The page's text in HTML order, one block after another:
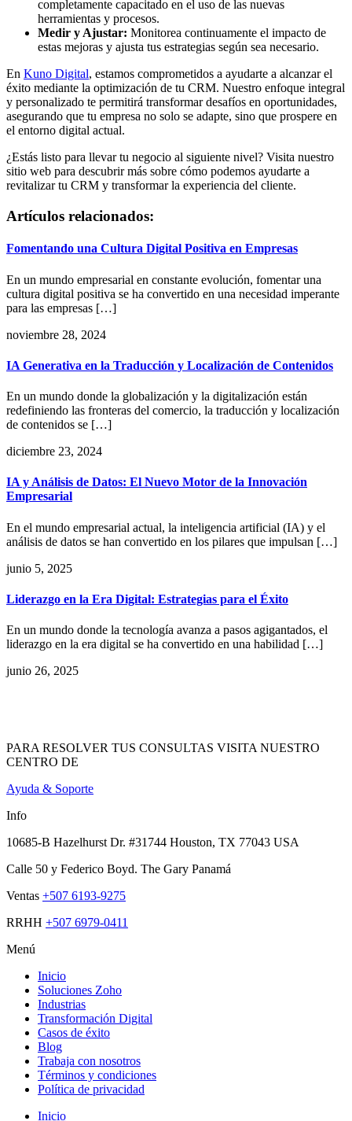
completamente capacitado en el uso de las nuevas
herramientas y procesos.
Medir y Ajustar: Monitorea continuamente el impacto de
estas mejoras y ajusta tus estrategias según sea necesario.
En Kuno Digital, estamos comprometidos a ayudarte a alcanzar el
éxito mediante la optimización de tu CRM. Nuestro enfoque integral
y personalizado te permitirá transformar desafíos en oportunidades,
asegurando que tu empresa no solo se adapte, sino que prospere en
el entorno digital actual.
¿Estás listo para llevar tu negocio al siguiente nivel? Visita nuestro
sitio web para descubrir más sobre cómo podemos ayudarte a
revitalizar tu CRM y transformar la experiencia del cliente.
Artículos relacionados:
Fomentando una Cultura Digital Positiva en Empresas
En un mundo empresarial en constante evolución, fomentar una
cultura digital positiva se ha convertido en una necesidad imperante
para las empresas […]
noviembre 28, 2024
IA Generativa en la Traducción y Localización de Contenidos
En un mundo donde la globalización y la digitalización están
redefiniendo las fronteras del comercio, la traducción y localización
de contenidos se […]
diciembre 23, 2024
IA y Análisis de Datos: El Nuevo Motor de la Innovación
Empresarial
En el mundo empresarial actual, la inteligencia artificial (IA) y el
análisis de datos se han convertido en los pilares que impulsan […]
junio 5, 2025
Liderazgo en la Era Digital: Estrategias para el Éxito
En un mundo donde la tecnología avanza a pasos agigantados, el
liderazgo en la era digital se ha convertido en una habilidad […]
junio 26, 2025
PARA RESOLVER TUS CONSULTAS VISITA NUESTRO
CENTRO DE
Ayuda & Soporte
Info
10685-B Hazelhurst Dr. #31744 Houston, TX 77043 USA
Calle 50 y Federico Boyd. The Gary Panamá
Ventas +507 6193-9275
RRHH +507 6979-0411
Menú
Inicio
Soluciones Zoho
Industrias
Transformación Digital
Casos de éxito
Blog
Trabaja con nosotros
Términos y condiciones
Política de privacidad
Inicio